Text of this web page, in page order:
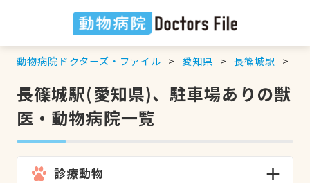
動物病院ドクターズ・ファイル 愛知県 長篠城駅
長篠城駅(愛知県)、駐車場ありの獣
医・動物病院一覧
診療動物